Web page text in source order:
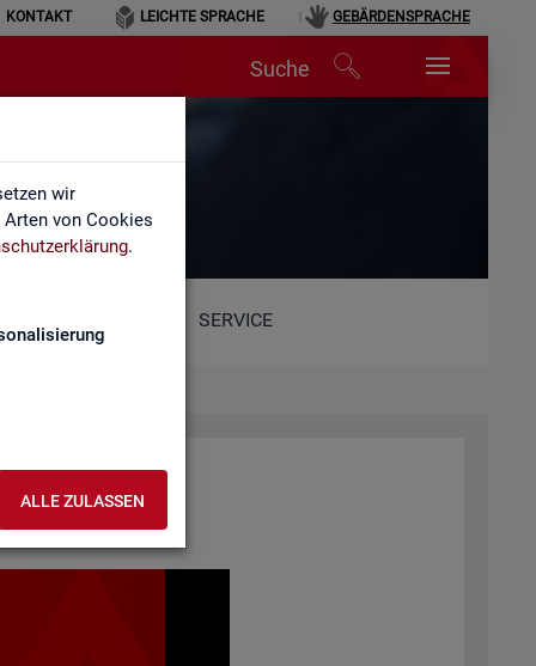
wir
von Cookies
.
ALLE ZULASSEN
KONTAKT LEICHTE SPRACHE GEBÄRDENSPRACHE
Suche
SERVICE